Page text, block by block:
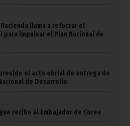
llama a reforzar el
impulsar el Plan Nacional de
el acto oficial de entrega de
de Desarrollo
recibe al Embajador de Corea